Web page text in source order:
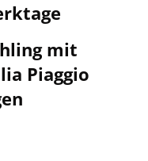
mit
Piaggio